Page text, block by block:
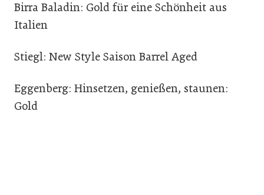
Birra Baladin: Gold für eine Schönheit aus
Italien
Stiegl: New Style Saison Barrel Aged
Eggenberg: Hinsetzen, genießen, staunen:
Gold